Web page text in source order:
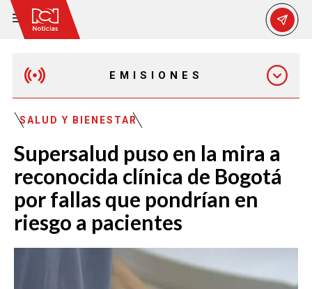
EMISIONES
MAÑANA EXPRESS
EMISIÓN 12:30 PM
EMISIÓN 7:00 PM
EMISIÓN 11:30 PM
SALUD Y BIENESTAR
Supersalud puso en la mira a
reconocida clínica de Bogotá
por fallas que pondrían en
riesgo a pacientes